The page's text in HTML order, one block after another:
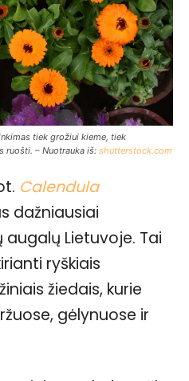
tiek grožiui kieme, tiek
ruošti. – Nuotrauka iš: shutterstock.com
Calendula
dažniausiai
Lietuvoje. Tai
ryškiais
žiedais, kurie
gėlynuose ir